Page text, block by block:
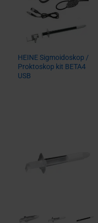
HEINE Sigmoidoskop /
Proktoskop kit BETA4
USB